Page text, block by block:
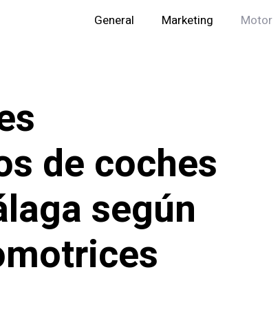
General Marketing Motor
de coches
según